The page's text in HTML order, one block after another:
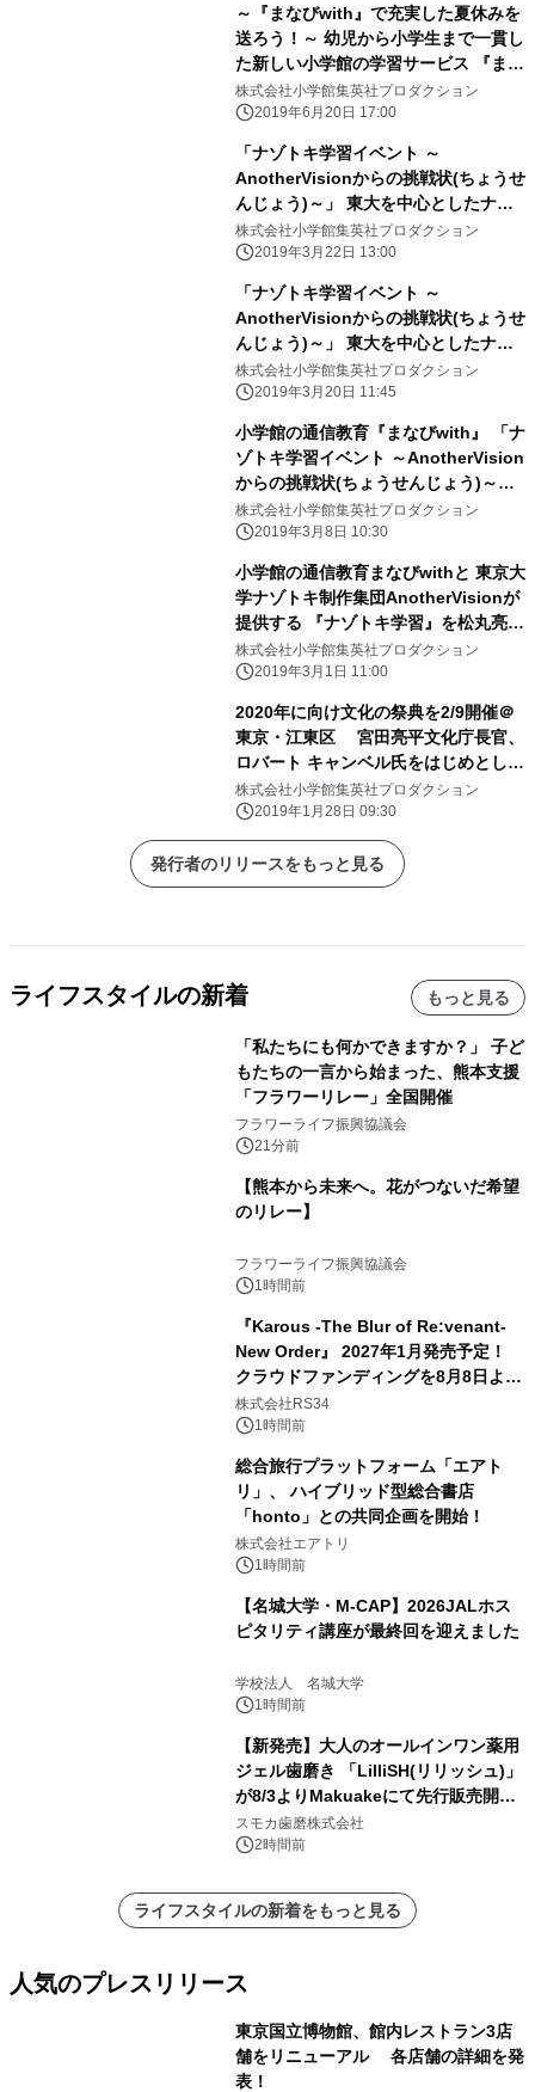
～『まなびwith』で充実した夏休みを
送ろう！～ 幼児から小学生まで一貫し
た新しい小学館の学習サービス 『まな
びwith』夏休み特別企画 「おはスタ」
収録見学参加者を6月26日より募集開
株式会社小学館集英社プロダクション
2019年6月20日 17:00
「ナゾトキ学習イベント ～
AnotherVisionからの挑戦状(ちょうせ
んじょう)～」 東大を中心としたナゾ
トキ制作集団 AnotherVisionの松丸亮
吾さんらが登場！ 2019年3月30日
ル大阪ドームシティ」にて
株式会社小学館集英社プロダクション
2019年3月22日 13:00
「ナゾトキ学習イベント ～
AnotherVisionからの挑戦状(ちょうせ
んじょう)～」 東大を中心としたナゾ
トキ制作集団 AnotherVisionの松丸亮
吾さんらが登場！ 2019年3月21日
催！
株式会社小学館集英社プロダクション
2019年3月20日 11:45
小学館の通信教育『まなびwith』 「ナ
ゾトキ学習イベント ～AnotherVision
からの挑戦状(ちょうせんじょう)～」
東大を中心としたナゾトキ制作集団
AnotherVisionの松丸亮吾さん、 脳科
2019年3月17日(日)13:30 - 「イオンモ
ール福岡」にて開催！
株式会社小学館集英社プロダクション
2019年3月8日 10:30
小学館の通信教育まなびwithと 東京大
学ナゾトキ制作集団AnotherVisionが
提供する 『ナゾトキ学習』を松丸亮吾
さん、 コナンくんと一緒に親子で体
験！
株式会社小学館集英社プロダクション
2019年3月1日 11:00
2020年に向け文化の祭典を2/9開催＠
東京・江東区 宮田亮平文化庁長官、
ロバート キャンベル氏をはじめとし、
村田沙耶香氏、小笠原歩氏、鈴木るり
か氏と語り合う
株式会社小学館集英社プロダクション
2019年1月28日 09:30
発行者のリリースをもっと見る
ライフスタイルの新着 もっと見る
「私たちにも何かできますか？」 子ど
もたちの一言から始まった、熊本支援
「フラワーリレー」全国開催
フラワーライフ振興協議会
21分前
【熊本から未来へ。花がつないだ希望
のリレー】
フラワーライフ振興協議会
1時間前
『Karous -The Blur of Re:venant-
New Order』 2027年1月発売予定！
クラウドファンディングを8月8日より
開始
株式会社RS34
1時間前
総合旅行プラットフォーム「エアト
リ」、 ハイブリッド型総合書店
「honto」との共同企画を開始！
株式会社エアトリ
1時間前
【名城大学・M-CAP】2026JALホス
ピタリティ講座が最終回を迎えました
学校法人 名城大学
1時間前
【新発売】大人のオールインワン薬用
ジェル歯磨き 「LilliSH(リリッシュ)」
が8/3よりMakuakeにて先行販売開
始！
スモカ歯磨株式会社
2時間前
ライフスタイルの新着をもっと見る
人気のプレスリリース
東京国立博物館、館内レストラン3店
舗をリニューアル 各店舗の詳細を発
表！